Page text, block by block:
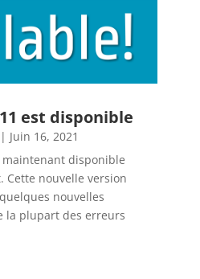
est disponible
| Juin 16, 2021
maintenant disponible
Cette nouvelle version
nouvelles
la plupart des erreurs